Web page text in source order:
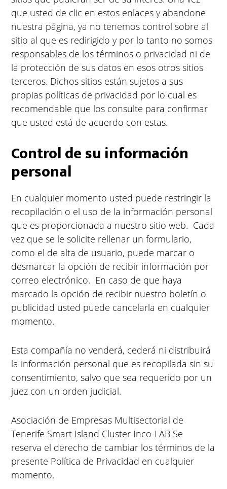
que usted de clic en estos enlaces y abandone
nuestra página, ya no tenemos control sobre al
sitio al que es redirigido y por lo tanto no somos
responsables de los términos o privacidad ni de
la protección de sus datos en esos otros sitios
terceros. Dichos sitios están sujetos a sus
propias políticas de privacidad por lo cual es
recomendable que los consulte para confirmar
que usted está de acuerdo con estas.
Control de su información
personal
En cualquier momento usted puede restringir la
recopilación o el uso de la información personal
que es proporcionada a nuestro sitio web. Cada
vez que se le solicite rellenar un formulario,
como el de alta de usuario, puede marcar o
desmarcar la opción de recibir información por
correo electrónico. En caso de que haya
marcado la opción de recibir nuestro boletín o
publicidad usted puede cancelarla en cualquier
momento.
Esta compañía no venderá, cederá ni distribuirá
la información personal que es recopilada sin su
consentimiento, salvo que sea requerido por un
juez con un orden judicial.
Asociación de Empresas Multisectorial de
Tenerife Smart Island Cluster Inco-LAB Se
reserva el derecho de cambiar los términos de la
presente Política de Privacidad en cualquier
momento.